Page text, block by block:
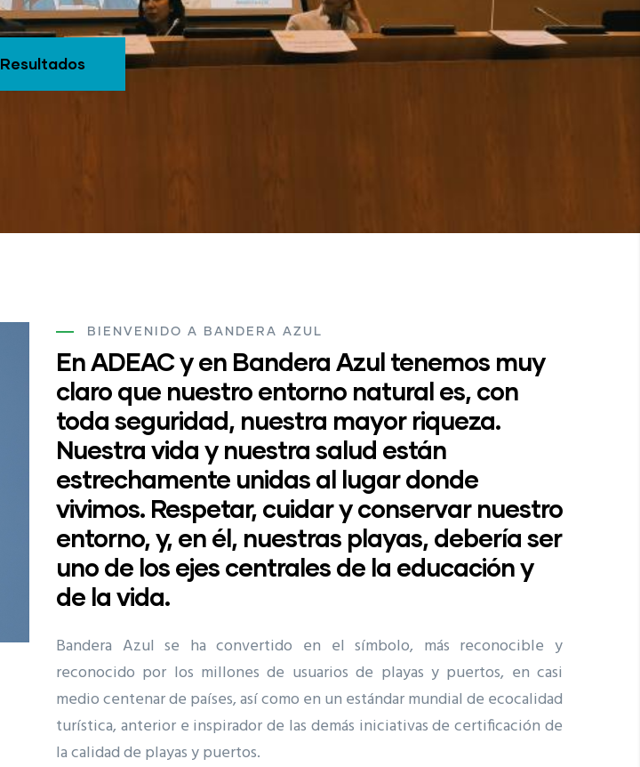
Resultados
BIENVENIDO A BANDERA AZUL
En ADEAC y en Bandera Azul tenemos muy
claro que nuestro entorno natural es, con
toda seguridad, nuestra mayor riqueza.
Nuestra vida y nuestra salud están
estrechamente unidas al lugar donde
vivimos. Respetar, cuidar y conservar nuestro
entorno, y, en él, nuestras playas, debería ser
uno de los ejes centrales de la educación y
de la vida.
Bandera Azul se ha convertido en el símbolo, más reconocible y
reconocido por los millones de usuarios de playas y puertos, en casi
medio centenar de países, así como en un estándar mundial de ecocalidad
turística, anterior e inspirador de las demás iniciativas de certificación de
la calidad de playas y puertos.